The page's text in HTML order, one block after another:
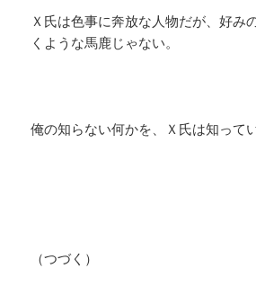
Ｘ氏は色事に奔放な人物だが、好み
くような馬鹿じゃない。
俺の知らない何かを、Ｘ氏は知って
（つづく）